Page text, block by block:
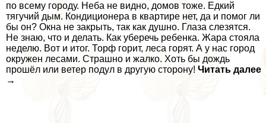
по всему городу. Неба не видно, домов тоже. Едкий
тягучий дым. Кондиционера в квартире нет, да и помог ли
бы он? Окна не закрыть, так как душно. Глаза слезятся.
Не знаю, что и делать. Как уберечь ребенка. Жара стояла
неделю. Вот и итог. Торф горит, леса горят. А у нас город
окружен лесами. Страшно и жалко. Хоть бы дождь
прошёл или ветер подул в другую сторону! Читать далее
→